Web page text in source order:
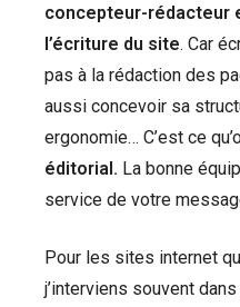
concepteur-rédacteur
l’écriture du site. Car
pas à la rédaction des
aussi concevoir sa
ergonomie… C’est ce
éditorial. La bonne
service de votre
Pour les sites internet
j’interviens souvent